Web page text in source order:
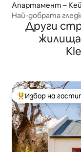
Апартамент –
Най-добрата
G204Други
жилища
Най-популярен
Избор на